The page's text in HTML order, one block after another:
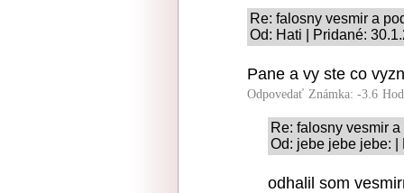
Re: falosny vesmir a
Od: Hati | Pridané:
Pane a vy ste co
Odpovedať Známka: -3.6
Re: falosny vesmir
Od: jebe jebe jebe: |
odhalil som